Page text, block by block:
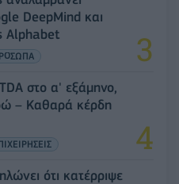
DeepMind και
Alphabet
στο α' εξάμηνο,
– Καθαρά κέρδη
ότι κατέρριψε